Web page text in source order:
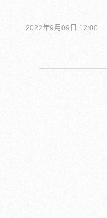
2022年9月09日 12:00